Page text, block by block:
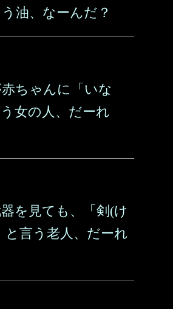
油、なーんだ？
ちゃんに「いな
女の人、だーれ
を見ても、「剣(け
と言う老人、だーれ